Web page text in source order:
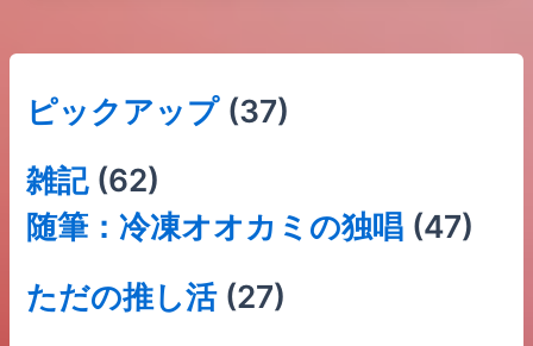
ピックアップ(37)
雑記(62)
随筆：冷凍オオカミの独唱 (47)
ただの推し活(27)